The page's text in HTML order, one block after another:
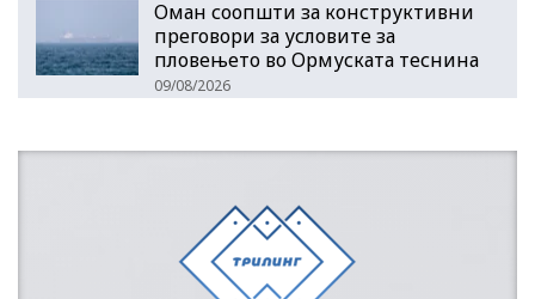
Оман соопшти за конструктивни
преговори за условите за
пловењето во Ормуската теснина
09/08/2026